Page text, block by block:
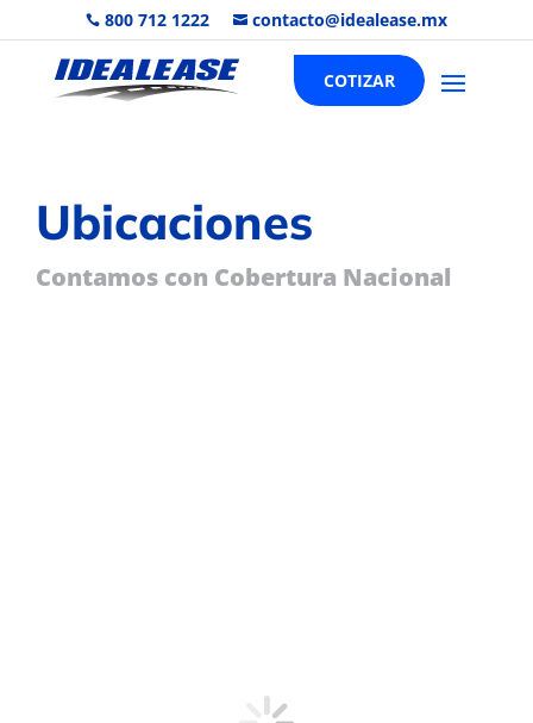
 800 712 1222  contacto@idealease.mx
COTIZAR
Ubicaciones
Contamos con Cobertura Nacional